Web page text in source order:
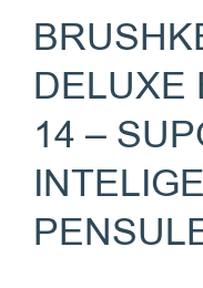
DELUXE
14 –